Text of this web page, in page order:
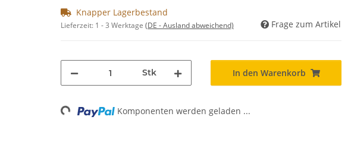
Knapper Lagerbestand
Lieferzeit: 1 - 3 Werktage (DE - Ausland abweichend) Frage zum Artikel
Stk In den Warenkorb
Loading... Komponenten werden geladen ...